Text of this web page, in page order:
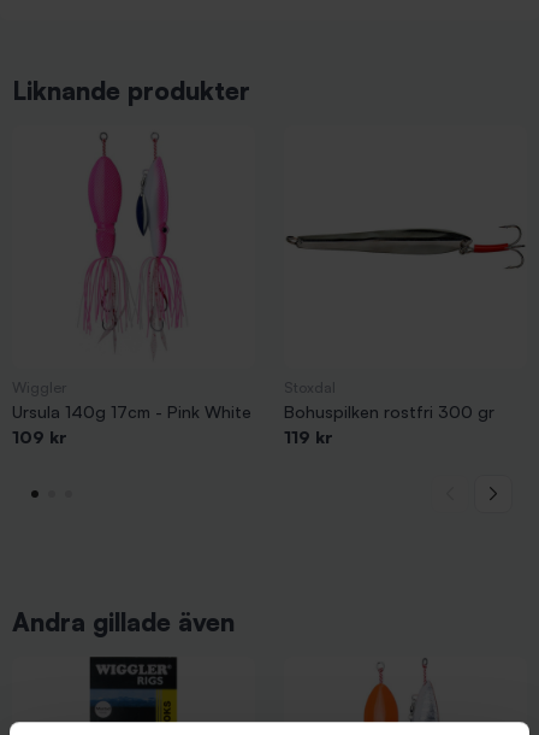
Liknande produkter
Ursula 140g 17cm - Pink White
109 kr
Bohuspilken rostfri 300 gr
119 kr
Andra gillade även